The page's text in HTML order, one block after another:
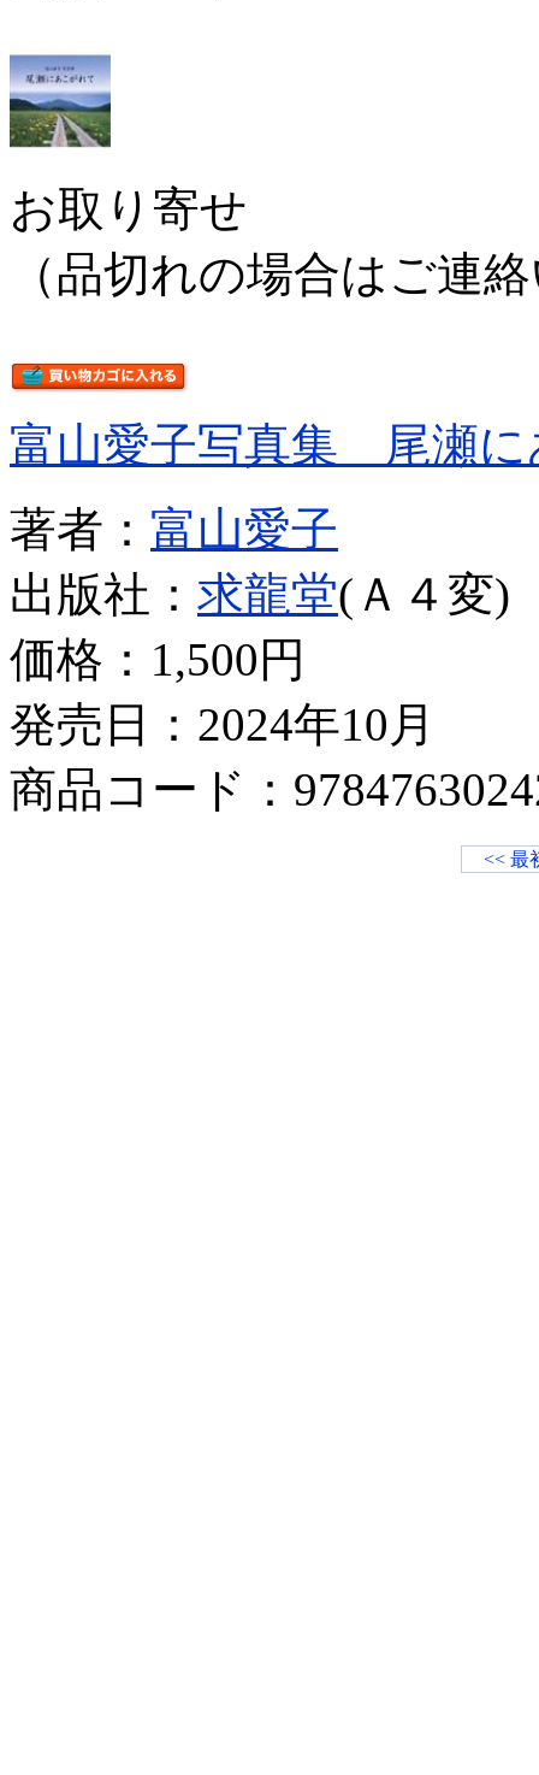
お取り寄せ
（品切れの場合はご連
富山愛子写真集 尾瀬に
著者： 富山愛子
出版社： 求龍堂(Ａ４変)
価格： 1,500円
発売日：2024年10月
商品コード：
<< 最